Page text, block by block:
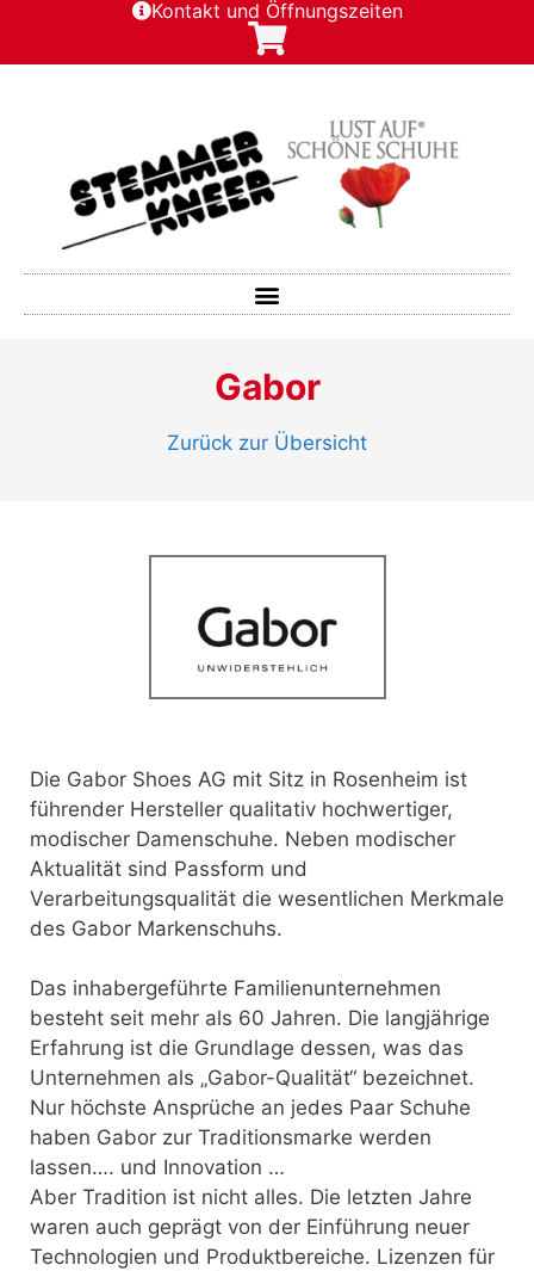
Kontakt und Öffnungszeiten
Gabor
Zurück zur Übersicht
Die Gabor Shoes AG mit Sitz in Rosenheim ist
führender Hersteller qualitativ hochwertiger,
modischer Damenschuhe. Neben modischer
Aktualität sind Passform und
Verarbeitungsqualität die wesentlichen Merkmale
des Gabor Markenschuhs.
Das inhabergeführte Familienunternehmen
besteht seit mehr als 60 Jahren. Die langjährige
Erfahrung ist die Grundlage dessen, was das
Unternehmen als „Gabor-Qualität“ bezeichnet.
Nur höchste Ansprüche an jedes Paar Schuhe
haben Gabor zur Traditionsmarke werden
lassen…. und Innovation …
Aber Tradition ist nicht alles. Die letzten Jahre
waren auch geprägt von der Einführung neuer
Technologien und Produktbereiche. Lizenzen für